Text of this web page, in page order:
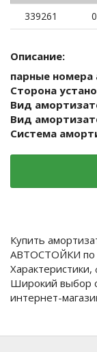
339261
Описание:
парные номера
Сторона
Вид
Вид
Система
Купить
АВТОСТОЙКИ по
Широкий выбор
интернет-